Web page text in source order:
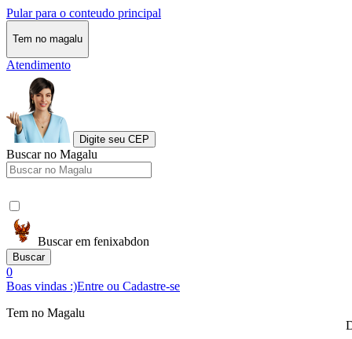
Pular para o conteudo principal
Tem no magalu
Atendimento
Digite seu CEP
Buscar no Magalu
Buscar em fenixabdon
Buscar
0
Boas vindas :)Entre ou Cadastre-se
Tem no Magalu